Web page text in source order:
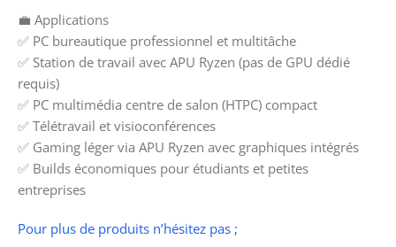
💼 Applications
✅ PC bureautique professionnel et multitâche
✅ Station de travail avec APU Ryzen (pas de GPU dédié
requis)
✅ PC multimédia centre de salon (HTPC) compact
✅ Télétravail et visioconférences
✅ Gaming léger via APU Ryzen avec graphiques intégrés
✅ Builds économiques pour étudiants et petites
entreprises
Pour plus de produits n’hésitez pas ;